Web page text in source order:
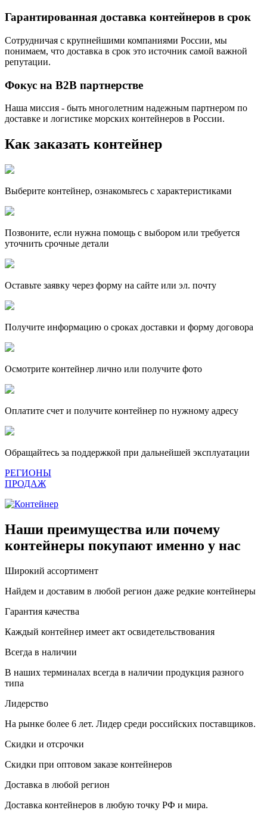
Гарантированная доставка контейнеров в срок
Сотрудничая с крупнейшими компаниями России, мы
понимаем, что доставка в срок это источник самой важной
репутации.
Фокус на B2B партнерстве
Наша миссия - быть многолетним надежным партнером по
доставке и логистике морских контейнеров в России.
Как заказать контейнер
Выберите контейнер, ознакомьтесь с характеристиками
Позвоните, если нужна помощь с выбором или требуется
уточнить срочные детали
Оставьте заявку через форму на сайте или эл. почту
Получите информацию о сроках доставки и форму договора
Осмотрите контейнер лично или получите фото
Оплатите счет и получите контейнер по нужному адресу
Обращайтесь за поддержкой при дальнейшей эксплуатации
РЕГИОНЫ
ПРОДАЖ
Наши преимущества или почему
контейнеры покупают именно у нас
Широкий ассортимент
Найдем и доставим в любой регион даже редкие контейнеры
Гарантия качества
Каждый контейнер имеет акт освидетельствования
Всегда в наличии
В наших терминалах всегда в наличии продукция разного
типа
Лидерство
На рынке более 6 лет. Лидер среди российских поставщиков.
Скидки и отсрочки
Скидки при оптовом заказе контейнеров
Доставка в любой регион
Доставка контейнеров в любую точку РФ и мира.